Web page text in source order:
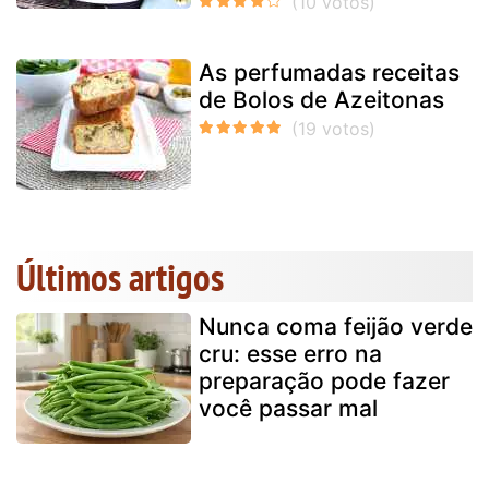
As perfumadas receitas
de Bolos de Azeitonas
Últimos artigos
Nunca coma feijão verde
cru: esse erro na
preparação pode fazer
você passar mal